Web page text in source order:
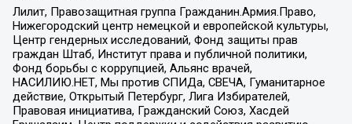
Лилит, Правозащитная группа Гражданин.Армия.Право,
Нижегородский центр немецкой и европейской культуры,
Центр гендерных исследований, Фонд защиты прав
граждан Штаб, Институт права и публичной политики,
Фонд борьбы с коррупцией, Альянс врачей,
НАСИЛИЮ.НЕТ, Мы против СПИДа, СВЕЧА, Гуманитарное
действие, Открытый Петербург, Лига Избирателей,
Правовая инициатива, Гражданский Союз, Хасдей